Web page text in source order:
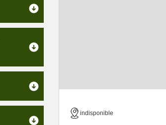
indisponible